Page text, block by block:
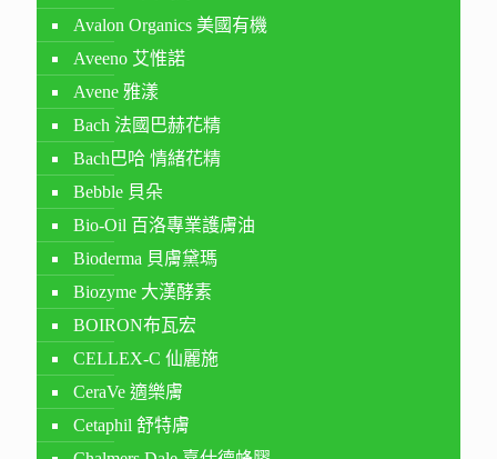
Avalon Organics 美國有機
Aveeno 艾惟諾
Avene 雅漾
Bach 法國巴赫花精
Bach巴哈 情緒花精
Bebble 貝朵
Bio-Oil 百洛專業護膚油
Bioderma 貝膚黛瑪
Biozyme 大漢酵素
BOIRON布瓦宏
CELLEX-C 仙麗施
CeraVe 適樂膚
Cetaphil 舒特膚